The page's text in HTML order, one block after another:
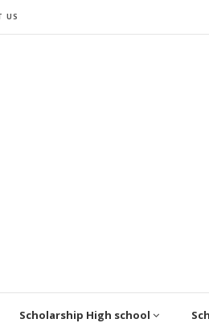
US
Scholarship High school